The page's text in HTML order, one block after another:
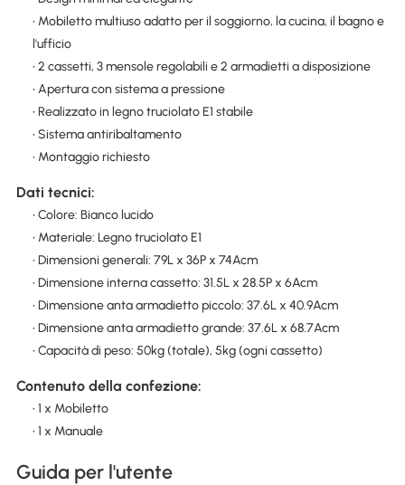
• Mobiletto multiuso adatto per il soggiorno, la cucina, il bagno e
l'ufficio
• 2 cassetti, 3 mensole regolabili e 2 armadietti a disposizione
• Apertura con sistema a pressione
• Realizzato in legno truciolato E1 stabile
• Sistema antiribaltamento
• Montaggio richiesto
Dati tecnici:
• Colore: Bianco lucido
• Materiale: Legno truciolato E1
• Dimensioni generali: 79L x 36P x 74Acm
• Dimensione interna cassetto: 31.5L x 28.5P x 6Acm
• Dimensione anta armadietto piccolo: 37.6L x 40.9Acm
• Dimensione anta armadietto grande: 37.6L x 68.7Acm
• Capacità di peso: 50kg (totale), 5kg (ogni cassetto)
Contenuto della confezione:
• 1 x Mobiletto
• 1 x Manuale
Guida per l'utente